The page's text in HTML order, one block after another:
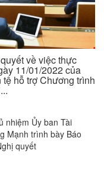
về việc thực
11/01/2022 của
hỗ trợ Chương trình
nhiệm Ủy ban Tài
Mạnh trình bày Báo
quyết